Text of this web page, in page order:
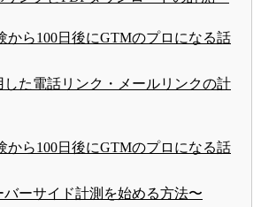
から100日後にGTMのプロになる話
した電話リンク・メールリンクの計
から100日後にGTMのプロになる話
バーサイド計測を始める方法〜